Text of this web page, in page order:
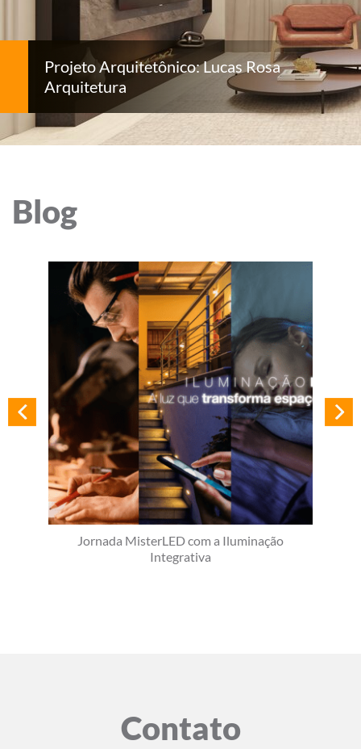
Projeto Arquitetônico: Lucas Rosa
Arquitetura
Blog
Jornada MisterLED com a Iluminação
Integrativa
Contato